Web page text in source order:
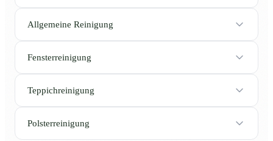
Allgemeine Reinigung
Fensterreinigung
Teppichreinigung
Polsterreinigung